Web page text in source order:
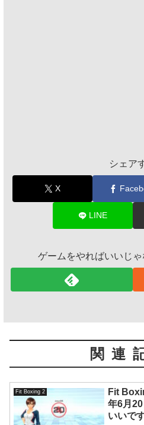
シェア
X
LINE
ゲームをやればいいじ
関連
Fit Boxing 2
Fit
年6月
いいで